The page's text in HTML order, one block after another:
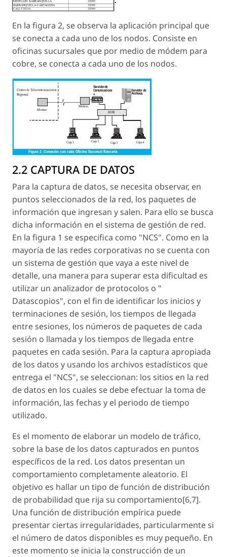
En la figura 2, se observa la aplicación principal que
se conecta a cada uno de los nodos. Consiste en
oficinas sucursales que por medio de módem para
cobre, se conecta a cada uno de los nodos.
2.2 CAPTURA DE DATOS
Para la captura de datos, se necesita observar, en
puntos seleccionados de la red, los paquetes de
información que ingresan y salen. Para ello se busca
dicha información en el sistema de gestión de red.
En la figura 1 se especifica como "NCS". Como en la
mayoría de las redes corporativas no se cuenta con
un sistema de gestión que vaya a este nivel de
detalle, una manera para superar esta dificultad es
utilizar un analizador de protocolos o "
Datascopios", con el fin de identificar los inicios y
terminaciones de sesión, los tiempos de llegada
entre sesiones, los números de paquetes de cada
sesión o llamada y los tiempos de llegada entre
paquetes en cada sesión. Para la captura apropiada
de los datos y usando los archivos estadísticos que
entrega el "NCS", se seleccionan: los sitios en la red
de datos en los cuales se debe efectuar la toma de
información, las fechas y el periodo de tiempo
utilizado.
Es el momento de elaborar un modelo de tráfico,
sobre la base de los datos capturados en puntos
específicos de la red. Los datos presentan un
comportamiento completamente aleatorio. El
objetivo es hallar un tipo de función de distribución
de probabilidad que rija su comportamiento[6,7].
Una función de distribución empírica puede
presentar ciertas irregularidades, particularmente si
el número de datos disponibles es muy pequeño. En
este momento se inicia la construcción de un